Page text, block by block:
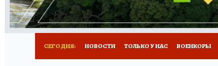
СЕГОДНЯ: НОВОСТИ ТОЛЬКО У НАС ВОЕНКОРЫ